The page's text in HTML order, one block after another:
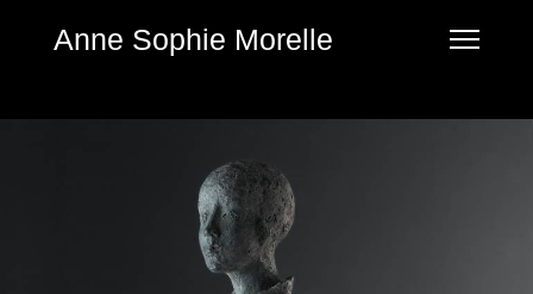
Anne Sophie Morelle